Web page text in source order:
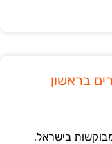
בראשון
בישראל,